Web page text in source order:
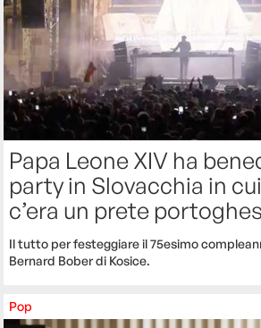
Papa Leone XIV ha
party in Slovacchia in
c’era un prete
Il tutto per festeggiare il 75esimo
Bernard Bober di Kosice.
Pop